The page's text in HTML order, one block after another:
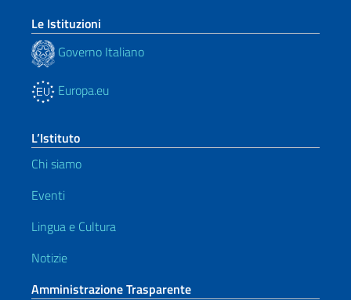
Le Istituzioni
Governo Italiano
Europa.eu
L’Istituto
Chi siamo
Eventi
Lingua e Cultura
Notizie
Amministrazione Trasparente